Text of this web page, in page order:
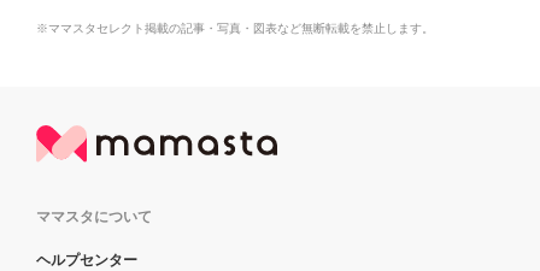
※ママスタセレクト掲載の記事・写真・図表など無断転載を禁止します。
ママスタについて
ヘルプセンター